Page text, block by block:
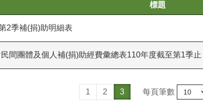
標題
2季補(捐)助明細表
間團體及個人補(捐)助經費彙總表110年度截至第1季止
1 2 3 每頁筆數